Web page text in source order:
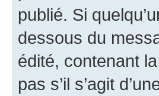
publié. Si
dessous du
édité, contenant
pas s’il s’agit